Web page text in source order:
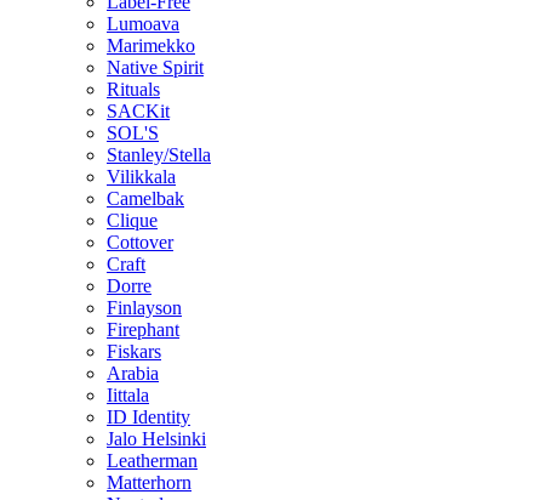
Lumoava
Marimekko
Native Spirit
Rituals
SACKit
SOL'S
Stanley/Stella
Vilikkala
Camelbak
Clique
Cottover
Craft
Dorre
Finlayson
Firephant
Fiskars
Arabia
Iittala
ID Identity
Jalo Helsinki
Leatherman
Matterhorn